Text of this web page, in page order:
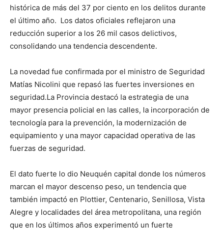
histórica de más del 37 por ciento en los delitos durante
el último año. Los datos oficiales reflejaron una
reducción superior a los 26 mil casos delictivos,
consolidando una tendencia descendente.
La novedad fue confirmada por el ministro de Seguridad
Matías Nicolini que repasó las fuertes inversiones en
seguridad.La Provincia destacó la estrategia de una
mayor presencia policial en las calles, la incorporación de
tecnología para la prevención, la modernización de
equipamiento y una mayor capacidad operativa de las
fuerzas de seguridad.
El dato fuerte lo dio Neuquén capital donde los números
marcan el mayor descenso peso, un tendencia que
también impactó en Plottier, Centenario, Senillosa, Vista
Alegre y localidades del área metropolitana, una región
que en los últimos años experimentó un fuerte